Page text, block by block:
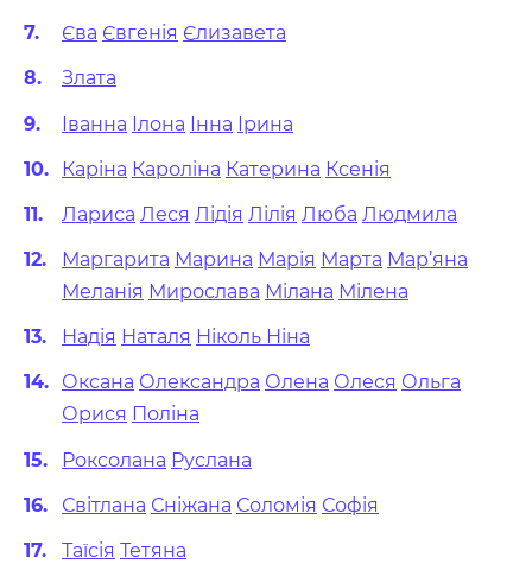
Єва Євгенія Єлизавета
Злата
Іванна Ілона Інна Ірина
Каріна Кароліна Катерина Ксенія
Лариса Леся Лідія Лілія Люба Людмила
Маргарита Марина Марія Марта Мар’яна
Меланія Мирослава Мілана Мілена
Надія Наталя Ніколь Ніна
Оксана Олександра Олена Олеся Ольга
Орися Поліна
Роксолана Руслана
Світлана Сніжана Соломія Софія
Таїсія Тетяна